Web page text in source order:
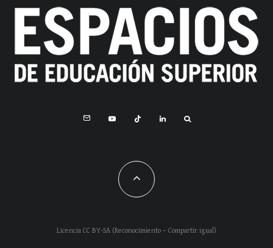
Licencia CC BY-SA (Reconocimiento – Compartir igual)